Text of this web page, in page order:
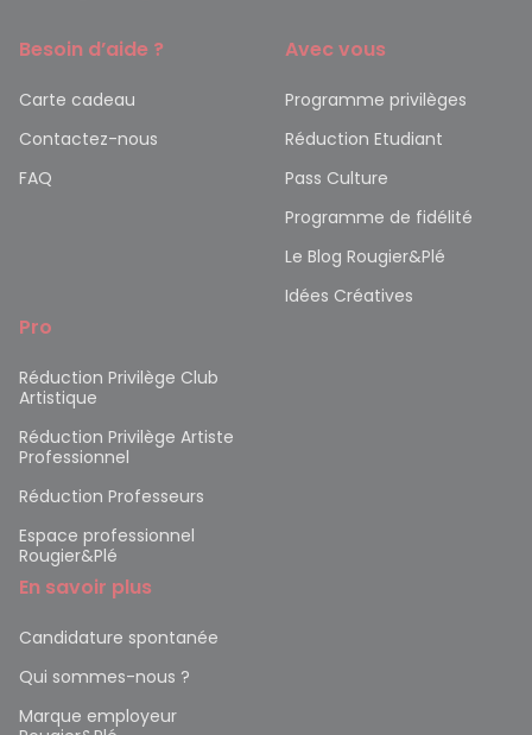
Besoin d’aide ?
Carte cadeau
Contactez-nous
FAQ
Avec vous
Programme privilèges
Réduction Etudiant
Pass Culture
Programme de fidélité
Le Blog Rougier&Plé
Idées Créatives
Pro
Réduction Privilège Club
Artistique
Réduction Privilège Artiste
Professionnel
Réduction Professeurs
Espace professionnel
Rougier&Plé
En savoir plus
Candidature spontanée
Qui sommes-nous ?
Marque employeur